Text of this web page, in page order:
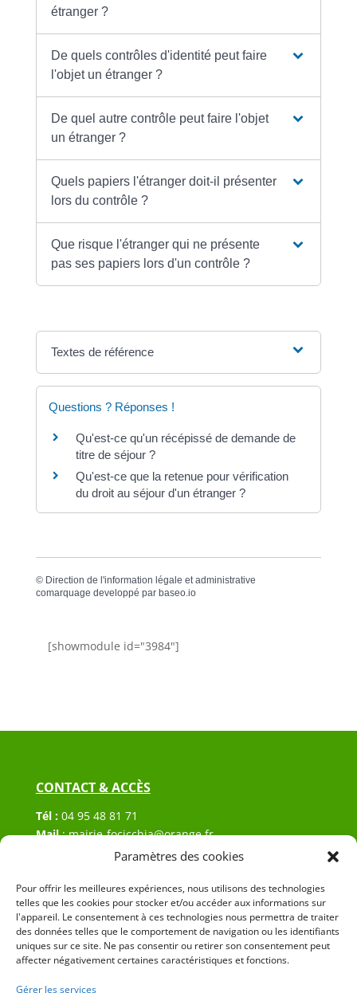
Paramètres des cookies
Pour offrir les meilleures expériences, nous utilisons des technologies
telles que les cookies pour stocker et/ou accéder aux informations sur
l'appareil. Le consentement à ces technologies nous permettra de traiter
des données telles que le comportement de navigation ou les identifiants
uniques sur ce site. Ne pas consentir ou retirer son consentement peut
affecter négativement certaines caractéristiques et fonctions.
Gérer les services
étranger ?
De quels contrôles d'identité peut faire
l'objet un étranger ?
De quel autre contrôle peut faire l'objet
un étranger ?
Quels papiers l'étranger doit-il présenter
lors du contrôle ?
Que risque l'étranger qui ne présente
pas ses papiers lors d'un contrôle ?
Textes de référence
Questions ? Réponses !
Qu'est-ce qu'un récépissé de demande de
titre de séjour ?
Qu'est-ce que la retenue pour vérification
du droit au séjour d'un étranger ?
© Direction de l'information légale et administrative
comarquage developpé par baseo.io
[showmodule id="3984"]
CONTACT & ACCÈS
Tél : 04 95 48 81 71
Mail:mairie-focicchia@orange.fr
Hôtel de ville de Focicchia
20212 Focicchia